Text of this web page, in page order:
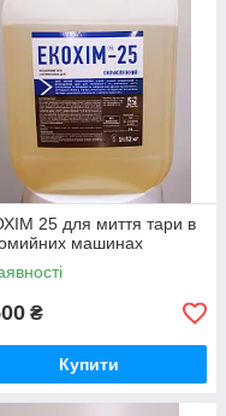
від застарілих
грилі та ін.). В окремих
ефекту миття
у чергуванні з
25 для миття тари в
машинах
₴
Купити